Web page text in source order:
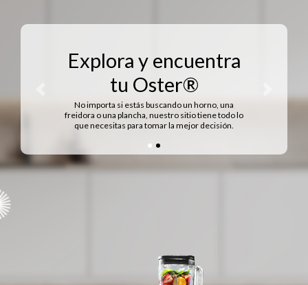
Bienvenidos a
TuOsterYa.com
Encuentra el producto Oster® que más deseas,
en un solo click.